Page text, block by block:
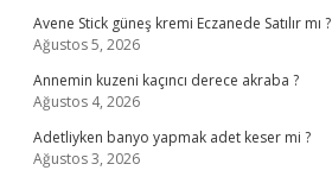
Avene Stick güneş kremi Eczanede Satılır mı ?
Ağustos 5, 2026
Annemin kuzeni kaçıncı derece akraba ?
Ağustos 4, 2026
Adetliyken banyo yapmak adet keser mi ?
Ağustos 3, 2026